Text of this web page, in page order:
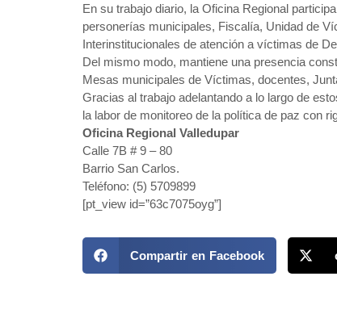
En su trabajo diario, la Oficina Regional
personerías municipales, Fiscalía, Unidad de
Interinstitucionales de atención a víctimas de
Del mismo modo, mantiene una presencia
Mesas municipales de Víctimas, docentes,
Gracias al trabajo adelantando a lo largo de
la labor de monitoreo de la política de paz con
Oficina Regional Valledupar
Calle 7B # 9 – 80
Barrio San Carlos.
Teléfono: (5) 5709899
[pt_view id=”63c7075oyg”]
Compartir en Facebook